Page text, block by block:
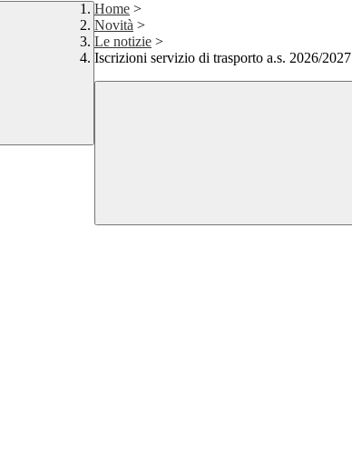
Home >
Novità >
Le notizie >
Iscrizioni servizio di trasporto a.s. 2026/2027